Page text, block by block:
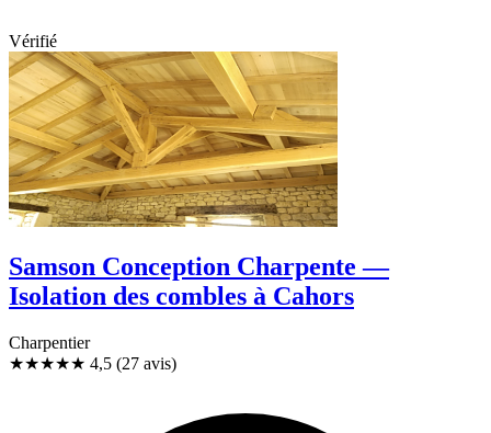
Vérifié
Samson Conception Charpente —
Isolation des combles à Cahors
Charpentier
★★★★★ 4,5 (27 avis)